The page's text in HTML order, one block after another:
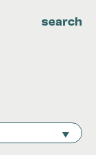
search